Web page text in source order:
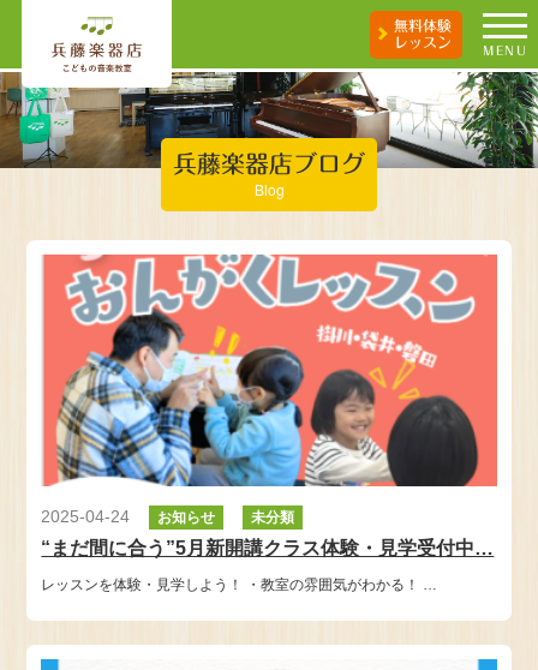
無料体験
レッスン
MENU
兵藤楽器店ブログ
Blog
2025-04-24 お知らせ 未分類
“まだ間に合う”5月新開講クラス体験・見学受付中…
レッスンを体験・見学しよう！ ・教室の雰囲気がわかる！ …